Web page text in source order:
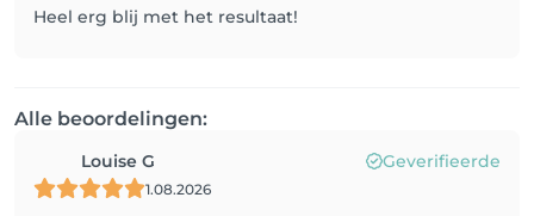
Heel erg blij met het resultaat!
Alle beoordelingen:
Louise G Geverifieerde
1.08.2026